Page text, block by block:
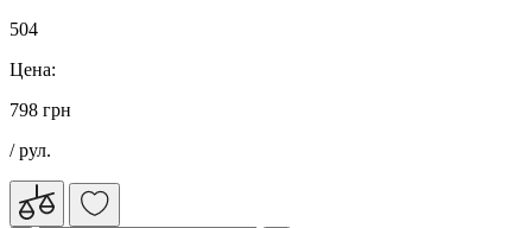
504
Цена:
798 грн
/ рул.